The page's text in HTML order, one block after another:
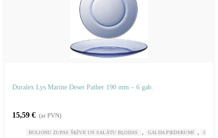
Duralex Lys Marine Deser Pather 190 mm – 6 gab.
15,59 € (ar PVN)
BULJONU ZUPAS ŠĶĪVJI UN SALĀTU BĻODAS GALDA PIEDERUMI